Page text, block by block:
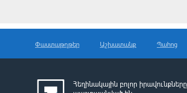
Փաստաթղթեր Աշխատանք Պահոց
Հեղինակային բոլոր իրավունքները